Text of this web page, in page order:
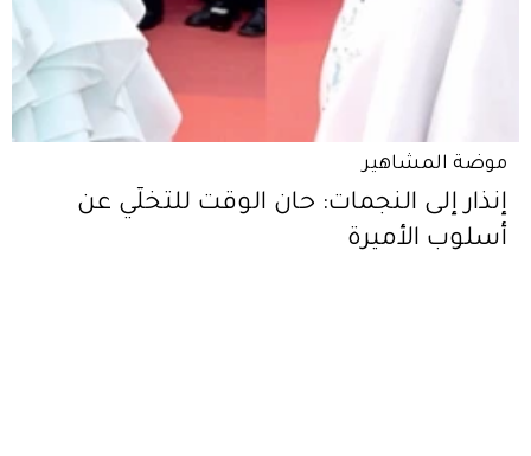
موضة المشاهير
إنذار إلى النجمات: حان الوقت للتخلّي عن
أسلوب الأميرة